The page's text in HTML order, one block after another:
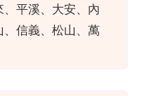
平溪、大安、內
信義、松山、萬